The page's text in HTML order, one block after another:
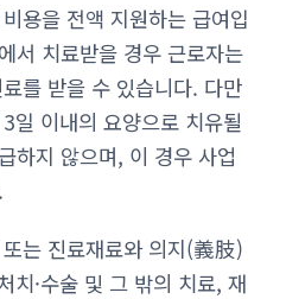
용을 전액 지원하는 급여입
서 치료받을 경우 근로자는
를 받을 수 있습니다. 다만
일 이내의 요양으로 치유될
하지 않으며, 이 경우 사업
는 진료재료와 의지(義肢)
치·수술 및 그 밖의 치료, 재